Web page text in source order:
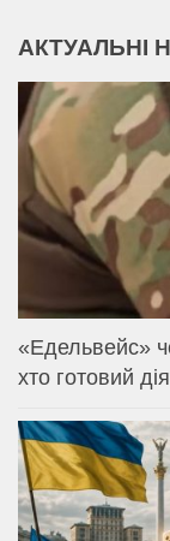
АКТУАЛЬНІ
«Едельвейс»
хто готовий